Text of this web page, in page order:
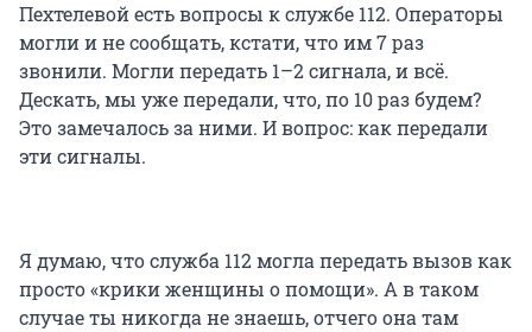
Пехтелевой есть вопросы к службе 112. Операторы
могли и не сообщать, кстати, что им 7 раз
звонили. Могли передать 1–2 сигнала, и всё.
Дескать, мы уже передали, что, по 10 раз будем?
Это замечалось за ними. И вопрос: как передали
эти сигналы.
Я думаю, что служба 112 могла передать вызов как
просто «крики женщины о помощи». А в таком
случае ты никогда не знаешь, отчего она там